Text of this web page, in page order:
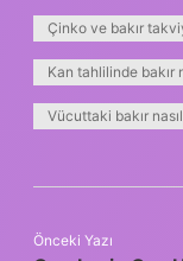
Çinko ve bakır
Kan tahlilinde bakır
Vücuttaki bakır
Önceki Yazı